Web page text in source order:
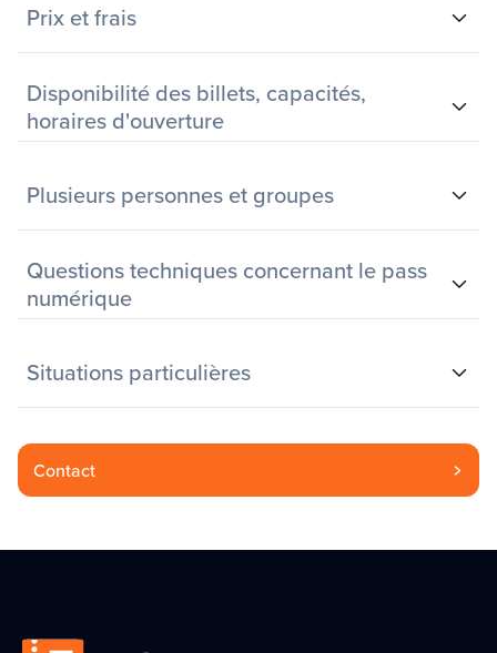
Prix et frais
Disponibilité des billets, capacités,
horaires d'ouverture
Plusieurs personnes et groupes
Questions techniques concernant le pass
numérique
Situations particulières
Contact